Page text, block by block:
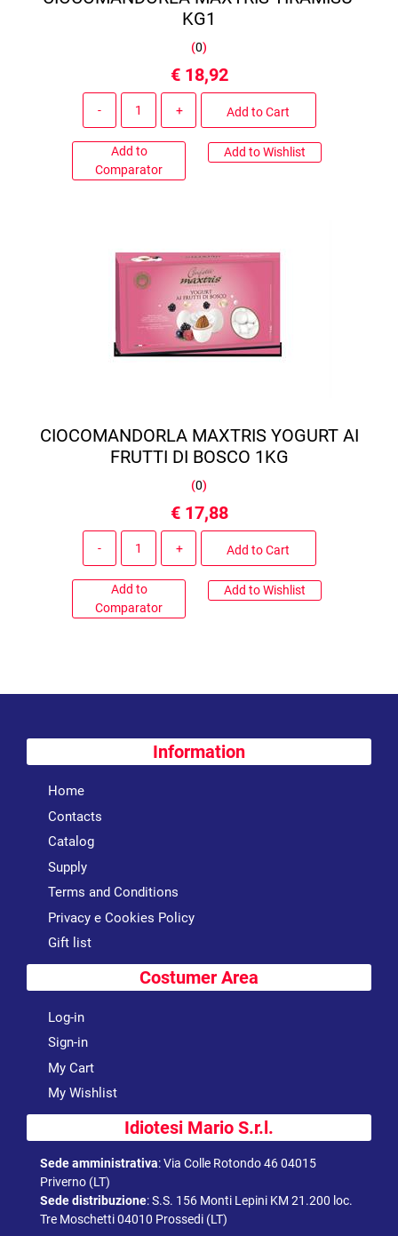
KG1
(0)
€ 18,92
Add to Cart
Add to
Comparator
Add to Wishlist
CIOCOMANDORLA MAXTRIS YOGURT AI
FRUTTI DI BOSCO 1KG
(0)
€ 17,88
Add to Cart
Add to
Comparator
Add to Wishlist
Information
Home
Contacts
Catalog
Supply
Terms and Conditions
Privacy e Cookies Policy
Gift list
Costumer Area
Log-in
Sign-in
My Cart
My Wishlist
Idiotesi Mario S.r.l.
Sede amministrativa:Via Colle Rotondo 46 04015
Priverno (LT)
Sede distribuzione:S.S. 156 Monti Lepini KM 21.200 loc.
Tre Moschetti 04010 Prossedi (LT)